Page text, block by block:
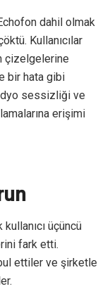
dahil olmak
Kullanıcılar
çizelgelerine
bir hata gibi
sessizliği ve
erişimi
üçüncü
fark etti.
ettiler ve şirketle